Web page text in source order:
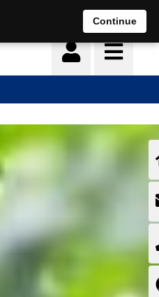
Deutsch français
Continue